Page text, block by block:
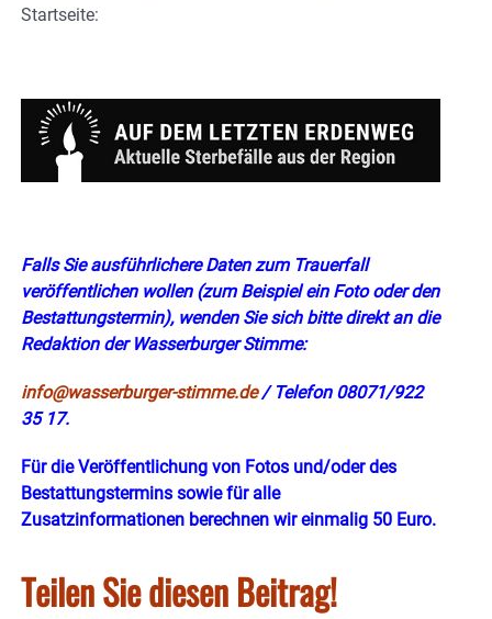
Startseite:
Falls Sie ausführlichere Daten zum Trauerfall
veröffentlichen wollen (zum Beispiel ein Foto oder den
Bestattungstermin), wenden Sie sich bitte direkt an die
Redaktion der Wasserburger Stimme:
info@wasserburger-stimme.de/ Telefon 08071/922
35 17.
Für die Veröffentlichung von Fotos und/oder des
Bestattungstermins sowie für alle
Zusatzinformationen berechnen wir einmalig 50 Euro.
Teilen Sie diesen Beitrag!